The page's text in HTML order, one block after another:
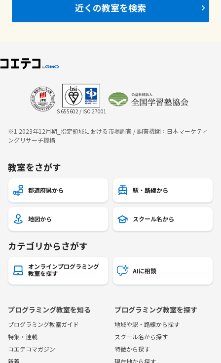
近くの教室を検索
IS 655602 / ISO 27001
※1 2023年12月期_指定領域における市場調査 / 調査機関：日本マーケティ
ングリサーチ機構
教室をさがす
都道府県から 駅・路線から
地図から スクール名から
カテゴリからさがす
オンラインプログラミング
教室を探す
AIに相談
プログラミング教室を知る
プログラミング教室ガイド
特集・連載
コエテコマガジン
新着
プログラミング教室を探す
地域や駅・路線から探す
スクール名から探す
特徴から探す
現在地から探す